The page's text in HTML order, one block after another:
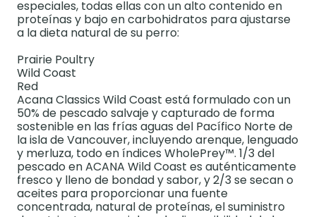
especiales, todas ellas con un alto contenido en
proteínas y bajo en carbohidratos para ajustarse
a la dieta natural de su perro:
Prairie Poultry
Wild Coast
Red
Acana Classics Wild Coast está formulado con un
50% de pescado salvaje y capturado de forma
sostenible en las frías aguas del Pacífico Norte de
la isla de Vancouver, incluyendo arenque, lenguado
y merluza, todo en índices WholePrey™. 1/3 del
pescado en ACANA Wild Coast es auténticamente
fresco y lleno de bondad y sabor, y 2/3 se secan o
aceites para proporcionar una fuente
concentrada, natural de proteínas, el suministro